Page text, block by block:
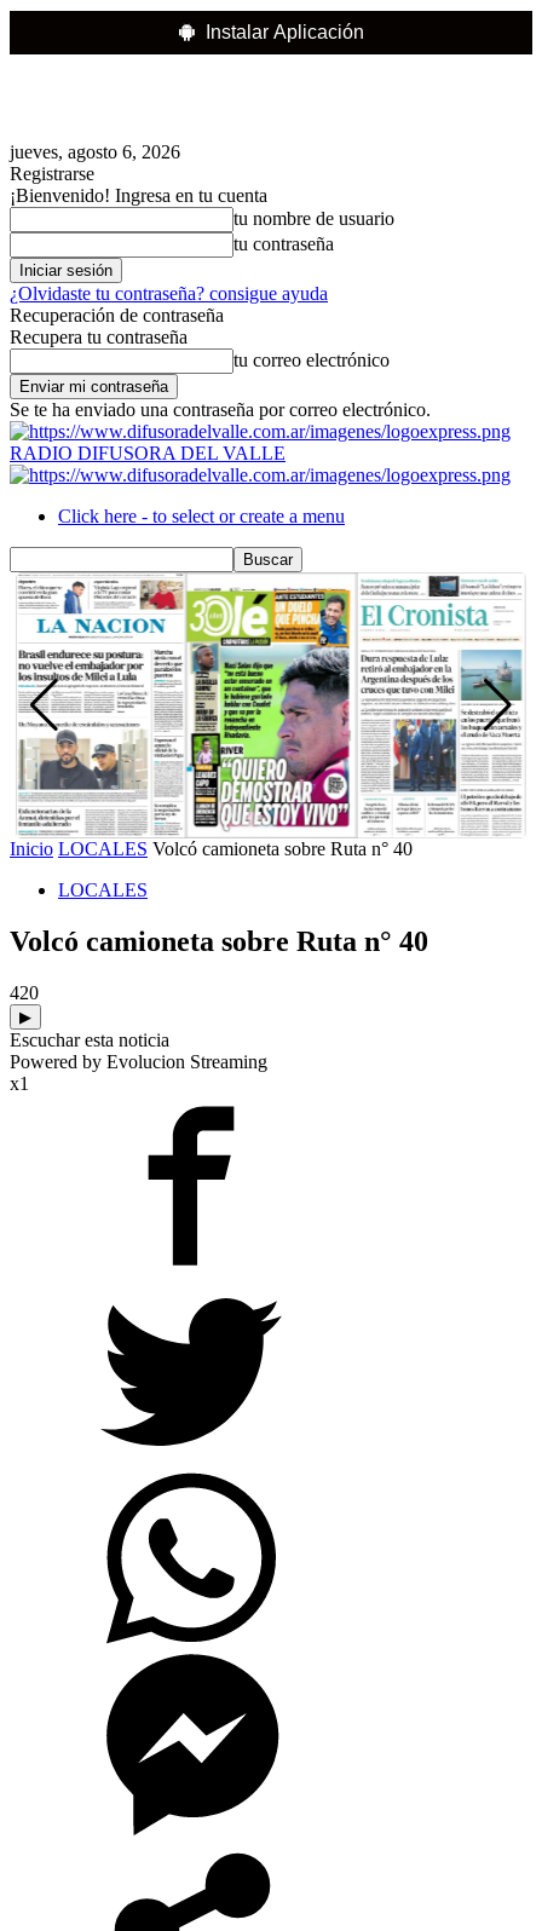
Instalar Aplicación
jueves, agosto 6, 2026
Registrarse
¡Bienvenido! Ingresa en tu cuenta
tu nombre de usuario
tu contraseña
¿Olvidaste tu contraseña? consigue ayuda
Recuperación de contraseña
Recupera tu contraseña
tu correo electrónico
Se te ha enviado una contraseña por correo electrónico.
RADIO DIFUSORA DEL VALLE
Click here - to select or create a menu
Inicio LOCALES Volcó camioneta sobre Ruta n° 40
LOCALES
Volcó camioneta sobre Ruta n° 40
420
▶
Escuchar esta noticia
Powered by Evolucion Streaming
x1